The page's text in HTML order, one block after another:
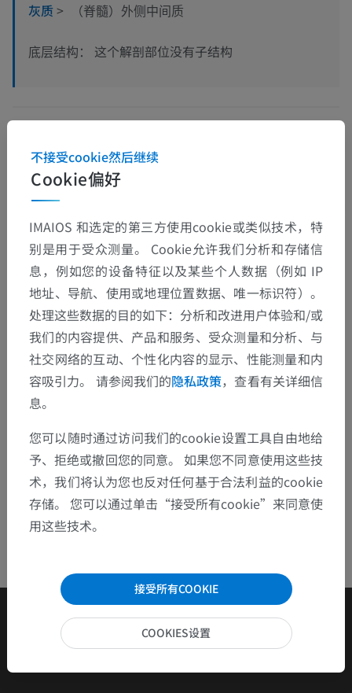
灰质> （脊髓）外侧中间质
底层结构： 这个解剖部位没有子结构
翻译
发现错误？
欢迎提出更正、翻译或内容改进的建议。
检举错误
下载APP
Cookie偏好
不接受cookie然后继续
IMAIOS 和选定的第三方使用cookie或类似技术，特
别是用于受众测量。 Cookie允许我们分析和存储信
息，例如您的设备特征以及某些个人数据（例如 IP
地址、导航、使用或地理位置数据、唯一标识符）。
处理这些数据的目的如下：分析和改进用户体验和/或
我们的内容提供、产品和服务、受众测量和分析、与
社交网络的互动、个性化内容的显示、性能测量和内
容吸引力。 请参阅我们的隐私政策，查看有关详细信
息。
您可以随时通过访问我们的cookie设置工具自由地给
予、拒绝或撤回您的同意。 如果您不同意使用这些技
术，我们将认为您也反对任何基于合法利益的cookie
存储。 您可以通过单击“接受所有cookie”来同意使
用这些技术。
接受所有COOKIE
COOKIES设置